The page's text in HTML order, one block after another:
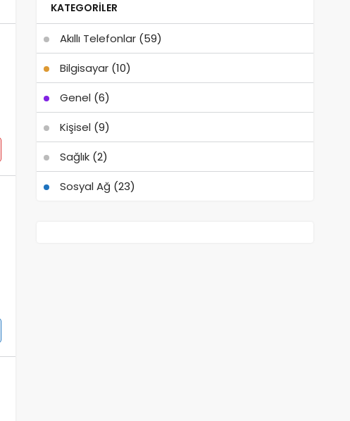
KATEGORILER
Akıllı Telefonlar(59)
Bilgisayar(10)
Genel (6)
Kişisel (9)
Sağlık(2)
Sosyal Ağ (23)